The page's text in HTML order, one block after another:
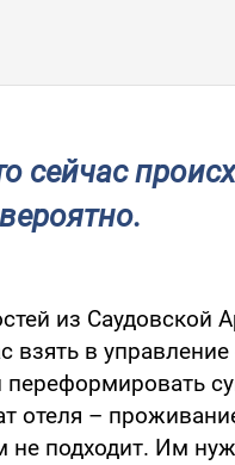
сейчас
из Саудовской
взять в
переформировать
отеля –
подходит. Им